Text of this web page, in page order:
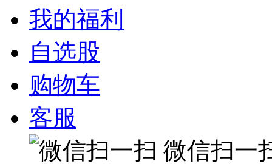
我的福利
自选股
购物车
客服
微信扫一